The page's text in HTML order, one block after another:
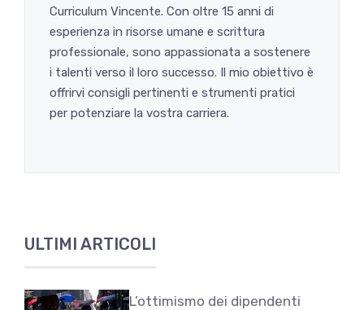
Curriculum Vincente. Con oltre 15 anni di
esperienza in risorse umane e scrittura
professionale, sono appassionata a sostenere
i talenti verso il loro successo. Il mio obiettivo è
offrirvi consigli pertinenti e strumenti pratici
per potenziare la vostra carriera.
ULTIMI ARTICOLI
L’ottimismo dei dipendenti